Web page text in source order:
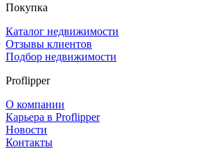
Покупка
Каталог недвижимости
Отзывы клиентов
Подбор недвижимости
Proflipper
О компании
Карьера в Proflipper
Новости
Контакты